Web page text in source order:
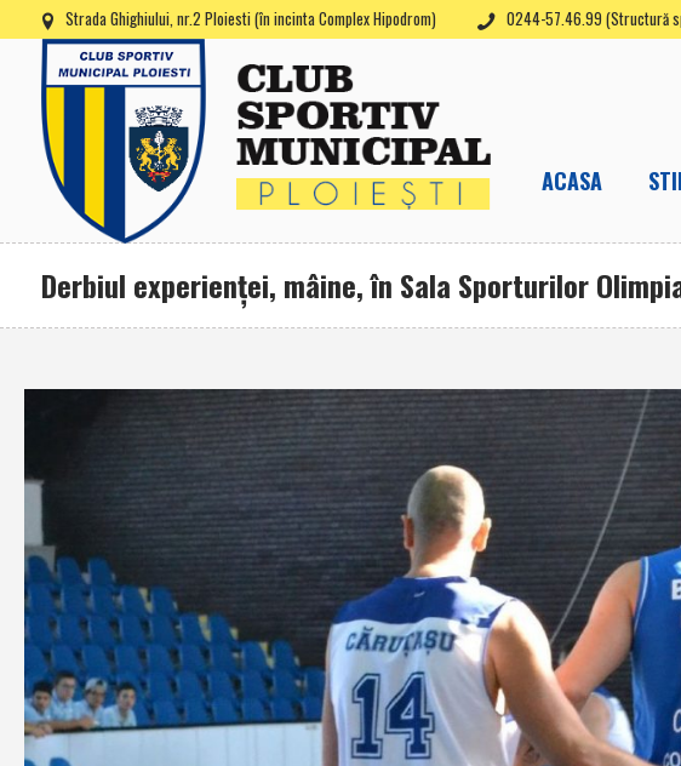
Strada Ghighiului, nr.2 Ploiesti (în incinta Complex Hipodrom) 0244-57.46.99 (Structură
ACASA
Derbiul experienţei, mâine, în Sala Sporturilor